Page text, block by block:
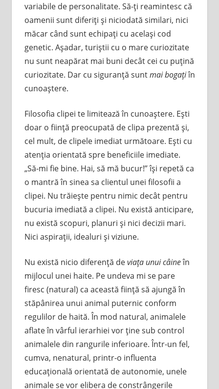
variabile de personalitate. Să-ţi reamintesc că
oamenii sunt diferiţi şi niciodată similari, nici
măcar când sunt echipaţi cu acelaşi cod
genetic. Aşadar, turiştii cu o mare curiozitate
nu sunt neapărat mai buni decât cei cu puţină
curiozitate. Dar cu siguranţă suntmai bogaţiîn
cunoaştere.
Filosofia clipei te limitează în cunoaştere. Eşti
doar o fiinţă preocupată de clipa prezentă şi,
cel mult, de clipele imediat următoare. Eşti cu
atenţia orientată spre beneficiile imediate.
„Să-mi fie bine. Hai, să mă bucur!” îşi repetă ca
o mantră în sinea sa clientul unei filosofii a
clipei. Nu trăieşte pentru nimic decât pentru
bucuria imediată a clipei. Nu există anticipare,
nu există scopuri, planuri şi nici decizii mari.
Nici aspiraţii, idealuri şi viziune.
Nu există nicio diferenţă deviaţa unui câineîn
mijlocul unei haite. Pe undeva mi se pare
firesc (natural) ca această fiinţă să ajungă în
stăpânirea unui animal puternic conform
regulilor de haită. În mod natural, animalele
aflate în vârful ierarhiei vor ţine sub control
animalele din rangurile inferioare. Într-un fel,
cumva, nenatural, printr-o influenta
educaţională orientată de autonomie, unele
animale se vor elibera de constrângerile